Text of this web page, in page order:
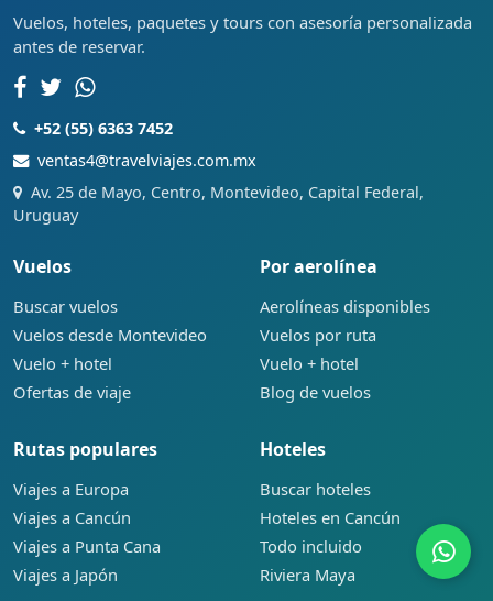
Vuelos, hoteles, paquetes y tours con asesoría personalizada
antes de reservar.
+52 (55) 6363 7452
ventas4@travelviajes.com.mx
Av. 25 de Mayo, Centro, Montevideo, Capital Federal,
Uruguay
Vuelos
Buscar vuelos
Vuelos desde Montevideo
Vuelo + hotel
Ofertas de viaje
Por aerolínea
Aerolíneas disponibles
Vuelos por ruta
Vuelo + hotel
Blog de vuelos
Rutas populares
Viajes a Europa
Viajes a Cancún
Viajes a Punta Cana
Viajes a Japón
Hoteles
Buscar hoteles
Hoteles en Cancún
Todo incluido
Riviera Maya